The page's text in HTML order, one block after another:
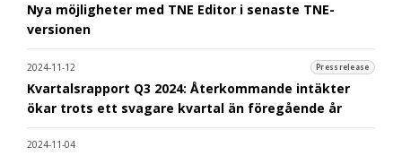
Nya möjligheter med TNE Editor i senaste TNE-
versionen
2024-11-12 Pressrelease
Kvartalsrapport Q3 2024: Återkommande intäkter
ökar trots ett svagare kvartal än föregående år
2024-11-04